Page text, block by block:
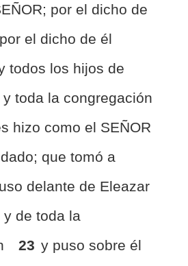
por el dicho de
el dicho de él
todos los hijos de
toda la congregación
hizo como el SEÑOR
que tomó a
delante de Eleazar
y de toda la
23 y puso sobre él